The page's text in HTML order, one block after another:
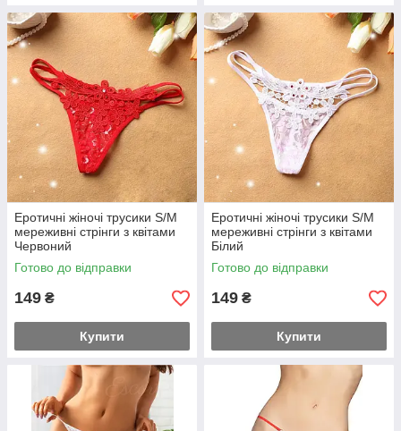
Еротичні жіночі трусики S/M
мереживні стрінги з квітами
Червоний
Готово до відправки
149 ₴
Купити
Еротичні жіночі трусики S/M
мереживні стрінги з квітами
Білий
Готово до відправки
149 ₴
Купити